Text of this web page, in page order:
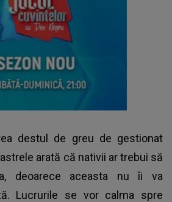
destul de greu de gestionat
arată că nativii ar trebui să
deoarece aceasta nu îi va
Lucrurile se vor calma spre